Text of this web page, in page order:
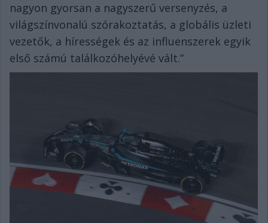
nagyon gyorsan a nagyszerű versenyzés, a
világszínvonalú szórakoztatás, a globális üzleti
vezetők, a hírességek és az influenszerek egyik
első számú találkozóhelyévé vált.”